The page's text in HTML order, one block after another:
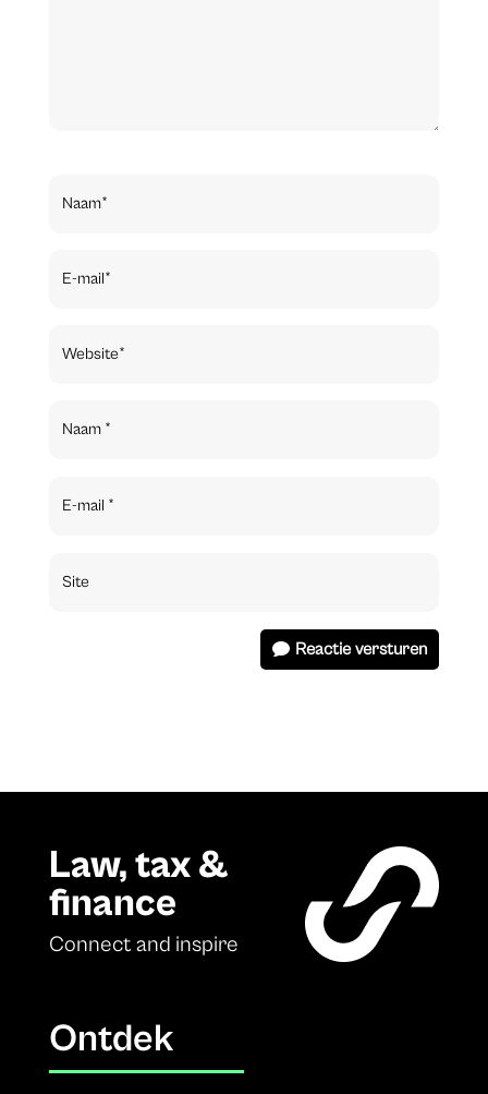
Reactie versturen
Law, tax &
finance
Connect and inspire
Ontdek